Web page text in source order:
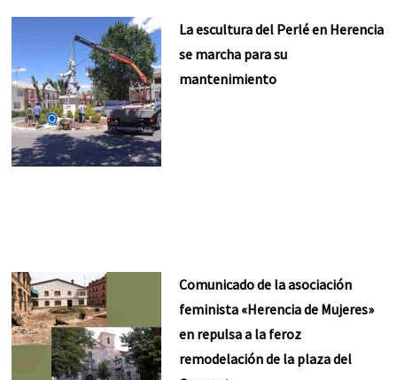
La escultura del Perlé en Herencia
se marcha para su
mantenimiento
Comunicado de la asociación
feminista «Herencia de Mujeres»
en repulsa a la feroz
remodelación de la plaza del